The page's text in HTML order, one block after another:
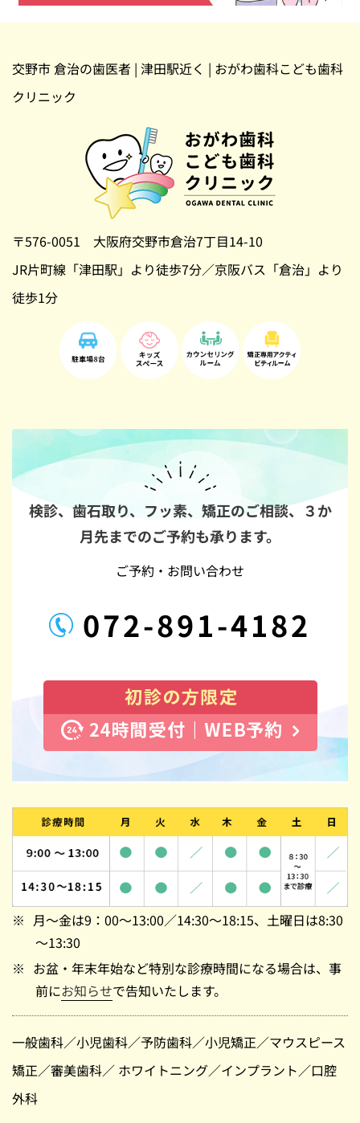
交野市 倉治の歯医者 | 津田駅近く | おがわ歯科こども歯科
クリニック
〒576-0051 大阪府交野市倉治7丁目14-10
JR片町線「津田駅」より徒歩7分／京阪バス「倉治」より
徒歩1分
検診、歯石取り、フッ素、矯正のご相談、 ３か
月先までのご予約も承ります。
ご予約・お問い合わせ
072-891-4182
月～金は9：00～13:00／14:30～18:15、土曜日は8:30
～13:30
お盆・年末年始など特別な診療時間になる場合は、事
前にお知らせで告知いたします。
一般歯科／小児歯科／予防歯科／小児矯正／マウスピース
矯正／審美歯科／ ホワイトニング／インプラント／口腔
外科